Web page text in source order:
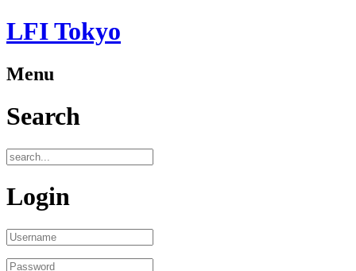
LFI Tokyo
Menu
Search
Login